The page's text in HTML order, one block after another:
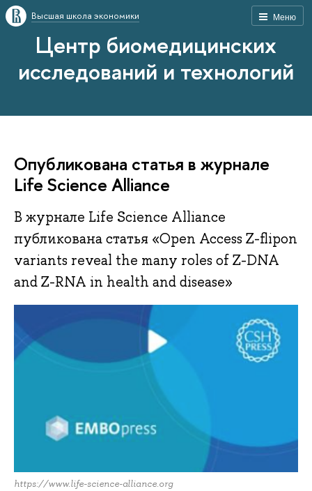
Меню
Высшая школа экономики
Центр биомедицинских
исследований и технологий
Опубликована статья в журнале
Life Science Alliance
В журнале Life Science Alliance
публикована статья «Open Access Z-flipon
variants reveal the many roles of Z-DNA
and Z-RNA in health and disease»
https://www.life-science-alliance.org